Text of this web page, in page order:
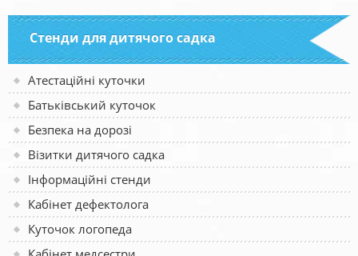
Стенди для дитячого садка
Атестаційні куточки
Батьківський куточок
Безпека на дорозі
Візитки дитячого садка
Інформаційні стенди
Кабінет дефектолога
Куточок логопеда